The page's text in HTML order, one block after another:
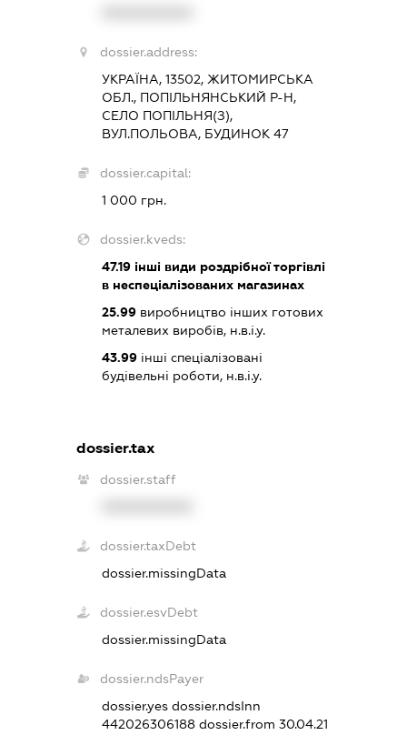
dossier.address:
УКРАЇНА, 13502, ЖИТОМИРСЬКА
ОБЛ., ПОПІЛЬНЯНСЬКИЙ Р-Н,
СЕЛО ПОПІЛЬНЯ(З),
ВУЛ.ПОЛЬОВА, БУДИНОК 47
dossier.capital:
1 000 грн.
dossier.kveds:
47.19 інші види роздрібної торгівлі
в неспеціалізованих магазинах
25.99 виробництво інших готових
металевих виробів, н.в.і.у.
43.99 інші спеціалізовані
будівельні роботи, н.в.і.у.
dossier.tax
dossier.staff
dossier.taxDebt
dossier.missingData
dossier.esvDebt
dossier.missingData
dossier.ndsPayer
dossier.yesdossier.ndsInn
442026306188dossier.from 30.04.21